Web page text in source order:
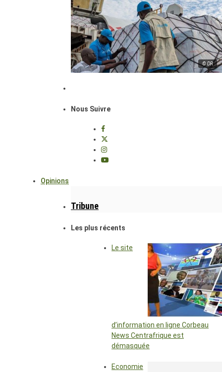
© DR
Nous Suivre
Opinions
Tribune
Les plus récents
Le site
d’information en ligne Corbeau
News Centrafrique est
démasquée
Economie